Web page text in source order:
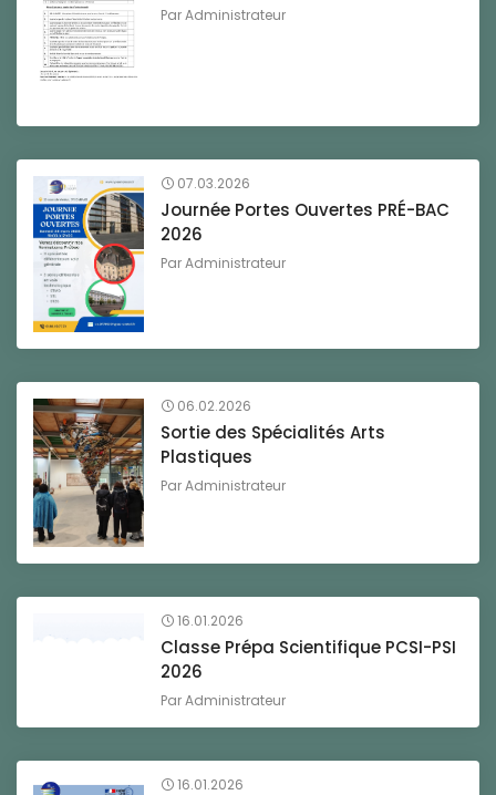
ParAdministrateur
07.03.2026
Journée Portes Ouvertes PRÉ-BAC
2026
ParAdministrateur
06.02.2026
Sortie des Spécialités Arts
Plastiques
ParAdministrateur
16.01.2026
Classe Prépa Scientifique PCSI-PSI
2026
ParAdministrateur
16.01.2026